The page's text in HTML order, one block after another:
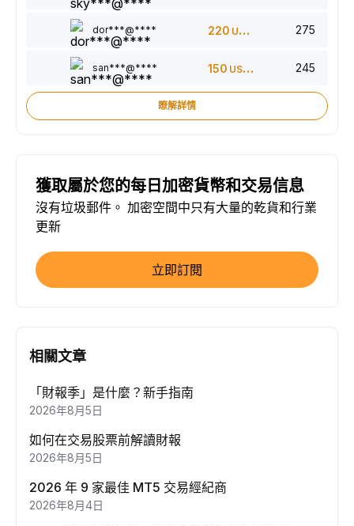
dor***@**** 220 USDT 275
san***@**** 150 USDT 245
瞭解詳情
獲取屬於您的每日加密貨幣和交易信息
沒有垃圾郵件。 加密空間中只有大量的乾貨和行業
更新
立即訂閱
相關文章
「財報季」是什麼？新手指南
2026年8月5日
如何在交易股票前解讀財報
2026年8月5日
2026 年 9 家最佳 MT5 交易經紀商
2026年8月4日